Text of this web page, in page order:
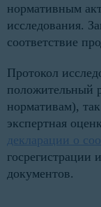
нормативным
исследования.
соответствие
Протокол
положительный
нормативам),
экспертная
декларации о
госрегистрации
документов.